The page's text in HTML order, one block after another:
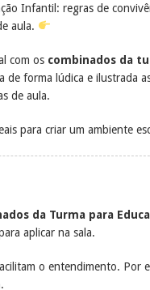
Infantil: regras de
aula.
com os combinados da
de forma lúdica e ilustrada
de aula.
para criar um ambiente
da Turma para
aplicar na sala.
o entendimento. Por